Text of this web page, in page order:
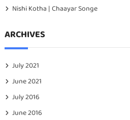
Nishi Kotha | Chaayar Songe
ARCHIVES
July 2021
June 2021
July 2016
June 2016